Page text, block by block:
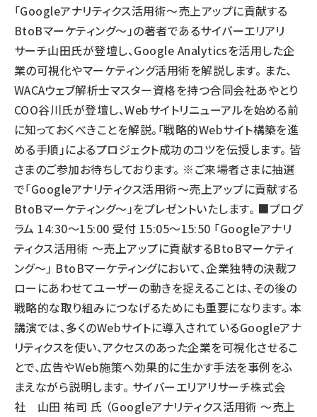
「Googleアナリティクス活用術～売上アップに貢献する
BtoBマーケティング～」の著者であるサイバーエリアリ
サーチ山田氏が登壇し、Google Analyticsを活用した企
業の可視化やマーケティング活用術を解説します。 また、
WACAウェブ解析士マスター資格を持つ合同会社あやとり
COO谷川氏が登壇し、Webサイトリニューアルを始める前
に知っておくべきことを解説。「戦略的Webサイト構築を進
める手順」によるプロジェクト成功のコツを伝授します。 皆
さまのご参加お待ちしております。 ※ご来場者さまに抽選
で「Googleアナリティクス活用術～売上アップに貢献する
BtoBマーケティング～」をプレゼントいたします。 ■プログ
ラム 14:30～15:00 受付 15:05～15:50 「Googleアナリ
ティクス活用術 ～売上アップに貢献するBtoBマーケティ
ング～」 BtoBマーケティングにおいて、企業独特の決裁フ
ローにあわせてユーザーの動きを捉えることは、その後の
戦略的な取り組みにつなげるためにも重要になります。 本
講演では、多くのWebサイトに導入されているGoogleアナ
リティクスを使い、アクセスのあった企業を可視化させるこ
とで、広告やWeb施策へ効果的に生かす手法を事例をふ
まえながら説明します。 サイバーエリアリサーチ株式会
社 山田 祐司 氏 （Googleアナリティクス活用術 ～売上